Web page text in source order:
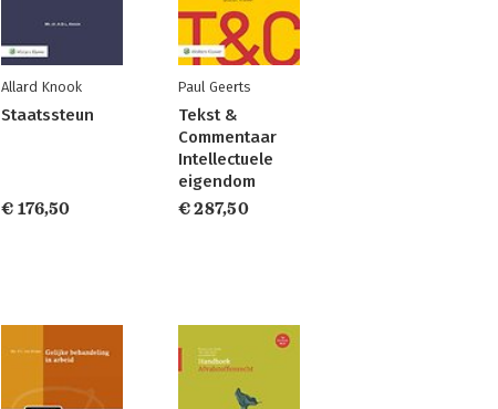
Allard Knook
Staatssteun
€ 176,50
Paul Geerts
Tekst &
Commentaar
Intellectuele
eigendom
€ 287,50